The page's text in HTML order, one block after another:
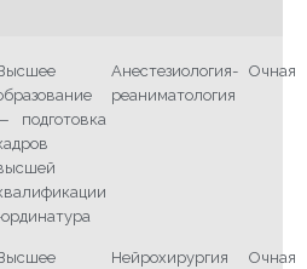
подготовка
Анестезиология-
реаниматология
Очная
Нейрохирургия Очная